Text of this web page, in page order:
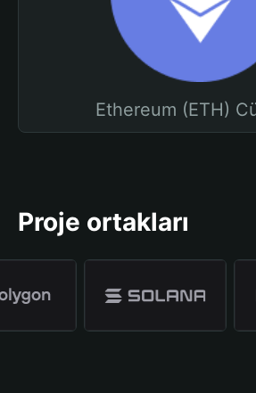
Ethereum (ETH)
Proje ortakları